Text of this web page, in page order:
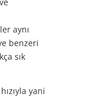
aynı
benzeri
sık
yani